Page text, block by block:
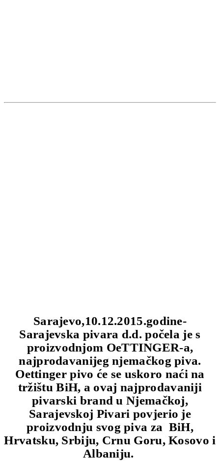
Sarajevo,10.12.2015.godine-
Sarajevska pivara d.d. počela je s
proizvodnjom OeTTINGER-a,
najprodavanijeg njemačkog piva.
Oettinger pivo će se uskoro naći na
tržištu BiH, a ovaj najprodavaniji
pivarski brand u Njemačkoj,
Sarajevskoj Pivari povjerio je
proizvodnju svog piva za BiH,
Hrvatsku, Srbiju, Crnu Goru, Kosovo i
Albaniju.